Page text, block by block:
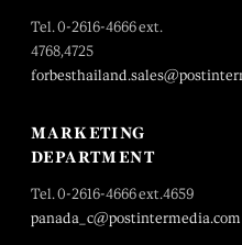
Tel. 0-2616-4666 ext.
4768,4725
MARKETING
DEPARTMENT
Tel. 0-2616-4666 ext.4659
panada_c@postintermedia.com